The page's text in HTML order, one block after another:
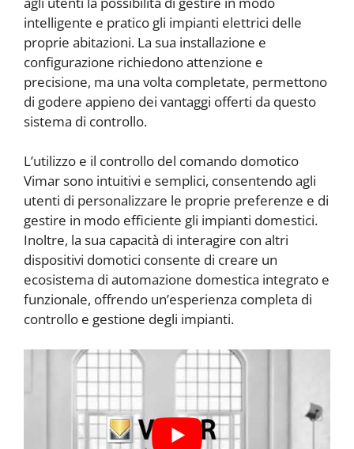
intelligente e pratico gli impianti elettrici delle
proprie abitazioni. La sua installazione e
configurazione richiedono attenzione e
precisione, ma una volta completate, permettono
di godere appieno dei vantaggi offerti da questo
sistema di controllo.
L’utilizzo e il controllo del comando domotico
Vimar sono intuitivi e semplici, consentendo agli
utenti di personalizzare le proprie preferenze e di
gestire in modo efficiente gli impianti domestici.
Inoltre, la sua capacità di interagire con altri
dispositivi domotici consente di creare un
ecosistema di automazione domestica integrato e
funzionale, offrendo un’esperienza completa di
controllo e gestione degli impianti.